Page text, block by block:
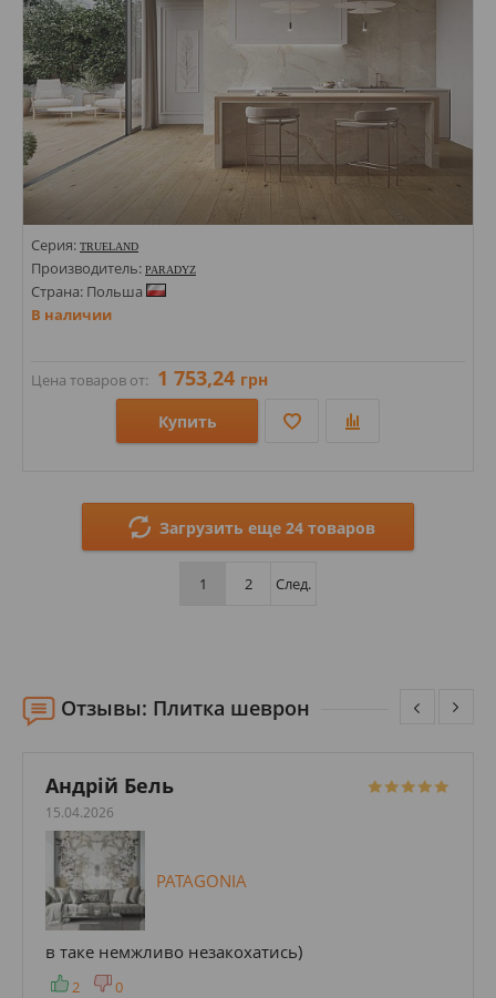
Серия: TRUELAND
Производитель: PARADYZ
Страна: Польша
В наличии
Цена товаров от: 1 753,24 грн
Купить
Стили: Под дерево; Под ламинат;
Загрузить еще 24 товаров
1 2 След.
Отзывы: Плитка шеврон
Андрій Бель
15.04.2026
PATAGONIA
в таке немжливо незакохатись)
2 0